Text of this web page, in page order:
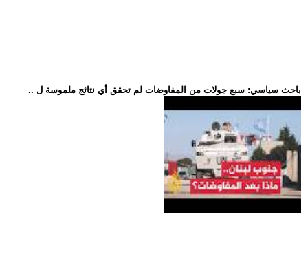
.. باحث سياسي: سبع جولات من المفاوضات لم تحقق أي نتائج ملموسة ل